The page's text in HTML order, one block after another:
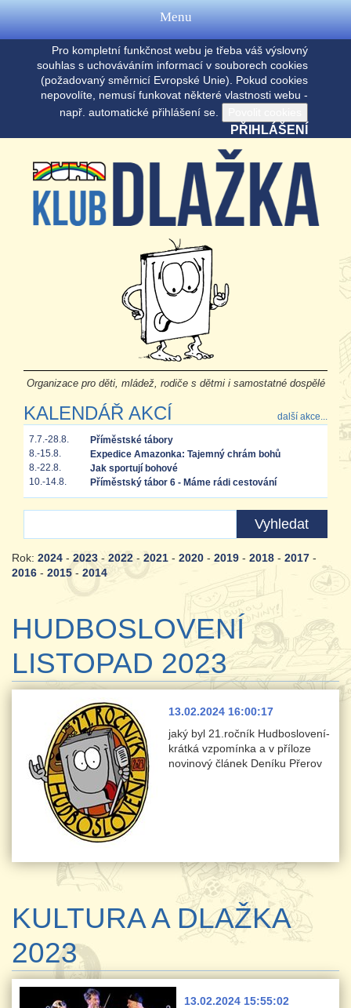
Pro kompletní funkčnost webu je třeba váš výslovný
souhlas s uchováváním informací v souborech cookies
(požadovaný směrnicí Evropské Unie). Pokud cookies
nepovolíte, nemusí funkovat některé vlastnosti webu -
např. automatické přihlášení se.
PŘIHLÁŠENÍ
Organizace pro děti, mládež, rodiče s dětmi i samostatné dospělé
KALENDÁŘ AKCÍ další akce...
7.7.-28.8.
Příměstské tábory
8.-15.8.
Expedice Amazonka: Tajemný chrám bohů
8.-22.8.
Jak sportují bohové
10.-14.8.
Příměstský tábor 6 - Máme rádi cestování
Rok: 2024 - 2023 - 2022 - 2021 - 2020 - 2019 - 2018 - 2017 -
2016 - 2015 - 2014
HUDBOSLOVENÍ
LISTOPAD 2023
13.02.2024 16:00:17
jaký byl 21.ročník Hudboslovení-
krátká vzpomínka a v příloze
novinový článek Deníku Přerov
KULTURA A DLAŽKA
2023
13.02.2024 15:55:02